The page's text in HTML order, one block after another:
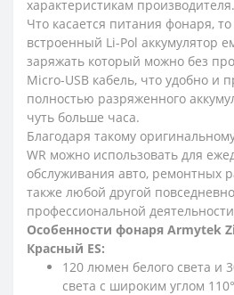
характеристикам производителя.
Что касается питания фонаря, то
встроенный Li-Pol аккумулятор
заряжать который можно без
Micro-USB кабель, что удобно и
полностью разряженного
чуть больше часа.
Благодаря такому
WR можно использовать для
обслуживания авто, ремонтных
также любой другой
профессиональной
Особенности фонаря Armytek
Красный ES:
120 люмен белого света и
света с широким углом